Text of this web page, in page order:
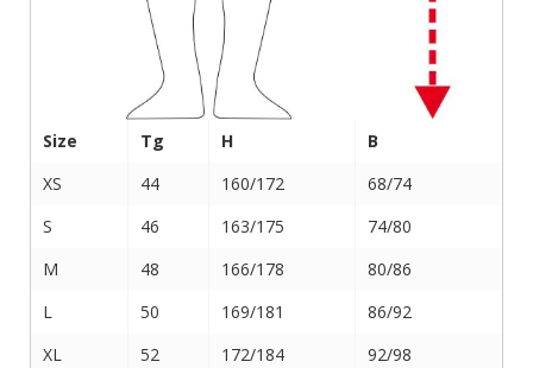
Size Tg H
B
XS
44 160/172
68/74
S
46 163/175
74/80
M
48 166/178
80/86
L
50 169/181
86/92
XL
52 172/184
92/98